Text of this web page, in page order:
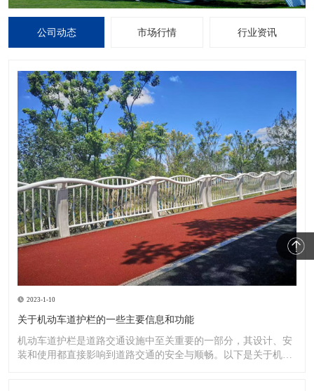
公司动态 市场行情 行业资讯
2023-1-10
关于机动车道护栏的一些主要信息和功能
机动车道护栏是道路交通设施中至关重要的一部分，其设计、安
装和使用都直接影响到道路交通的安全与顺畅。以下是关于机动